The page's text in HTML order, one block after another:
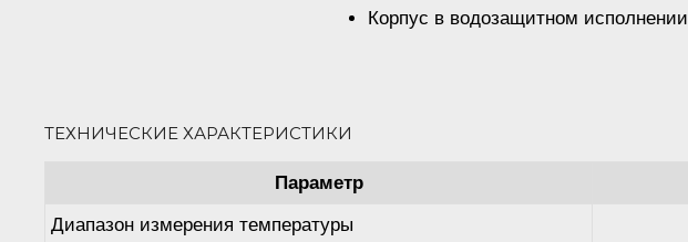
Корпус в водозащитном исполнении
ТЕХНИЧЕСКИЕ ХАРАКТЕРИСТИКИ
Параметр
Диапазон измерения температуры